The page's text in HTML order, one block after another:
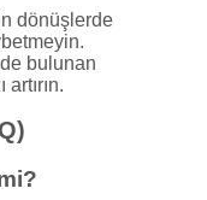
dönüşlerde
bulunan